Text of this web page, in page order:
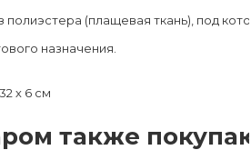
полиэстера (плащевая ткань), под
назначения.
х 6 см
также